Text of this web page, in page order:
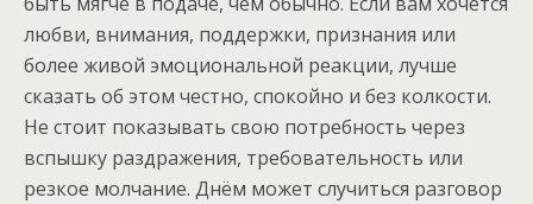
любви, внимания, поддержки, признания или
более живой эмоциональной реакции, лучше
сказать об этом честно, спокойно и без колкости.
Не стоит показывать свою потребность через
вспышку раздражения, требовательность или
резкое молчание. Днём может случиться разговор